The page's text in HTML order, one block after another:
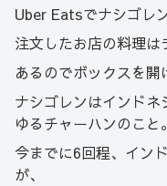
Uber Eatsでナシゴレ
注文したお店の料理は
あるのでボックスを開
ナシゴレンはインド
ゆるチャーハンのこと。
今までに6回程、イン
が、